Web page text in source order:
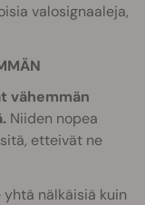
valosignaaleja,
vähemmän
Niiden nopea
etteivät ne
nälkäisiä kuin